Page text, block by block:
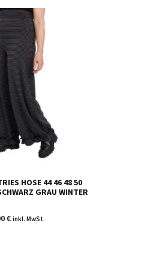
HOSE 44 46 48 50
GRAU WINTER
€ inkl. MwSt.